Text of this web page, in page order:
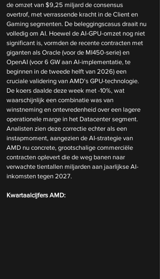
de omzet van $9,25 miljard de consensus
overtrof, met verrassende kracht in de Client en
Gaming segmenten. De beleggingscasus draait nu
volledig om AI. Hoewel de AI-GPU-omzet nog niet
significant is, vormden de recente contracten met
giganten als Oracle (voor de MI450-serie) en
OpenAI (voor 6 GW aan AI-implementatie, te
beginnen in de tweede helft van 2026) een
cruciale validering van AMD's GPU-technologie.
De koers daalde deze week met -10%, wat
waarschijnlijk een combinatie was van
winstneming en ontevredenheid over een lagere
operationele marge in het Datacenter segment.
Analisten zien deze correctie echter als een
instapmoment, aangezien de AI-strategie van
AMD nu concrete, grootschalige commerciële
contracten oplevert die de weg banen naar
verwachte tientallen miljarden aan jaarlijkse AI-
inkomsten tegen 2027.
Kwartaalcijfers AMD: